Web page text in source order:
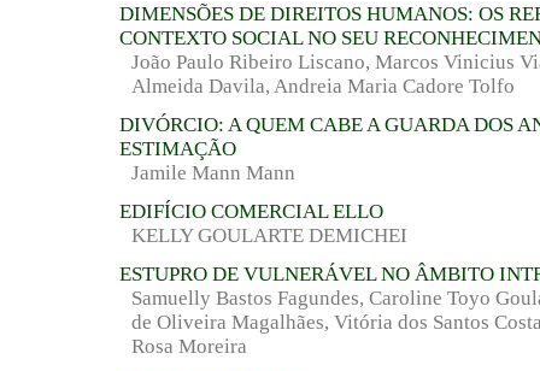
DIMENSÕES DE DIREITOS HUMANOS: OS
CONTEXTO SOCIAL NO SEU
João Paulo Ribeiro Liscano, Marcos Vinicius
Almeida Davila, Andreia Maria Cadore Tolfo
DIVÓRCIO: A QUEM CABE A GUARDA DOS
ESTIMAÇÃO
Jamile Mann Mann
EDIFÍCIO COMERCIAL ELLO
KELLY GOULARTE DEMICHEI
ESTUPRO DE VULNERÁVEL NO ÂMBITO
Samuelly Bastos Fagundes, Caroline Toyo
de Oliveira Magalhães, Vitória dos Santos
Rosa Moreira